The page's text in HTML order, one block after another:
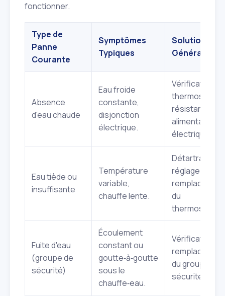
fonctionner.
Type de
Panne
Courante
Symptômes
Typiques
Solutions
Générales
Absence
d'eau chaude
Eau froide
constante,
disjonction
électrique.
Vérification
thermostat,
résistance,
alimentation
électrique.
Eau tiède ou
insuffisante
Température
variable,
chauffe lente.
Détartrage,
réglage ou
du
thermostat.
Fuite d'eau
(groupe de
sécurité)
Écoulement
constant ou
goutte‑à‑goutte
sous le
chauffe‑eau.
Vérification et
du groupe de
sécurité.